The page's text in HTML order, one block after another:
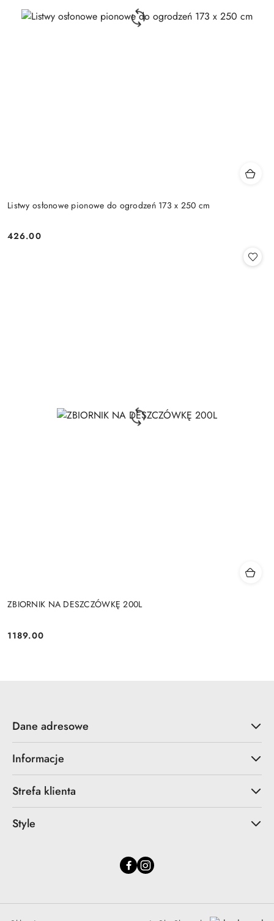
Listwy osłonowe pionowe do ogrodzeń 173 x 250 cm
Cena:
426.00
ZBIORNIK NA DESZCZÓWKĘ 200L
Cena:
1189.00
Dane adresowe
Informacje
Strefa klienta
Style